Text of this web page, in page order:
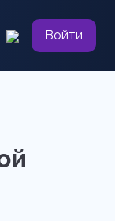
Войти